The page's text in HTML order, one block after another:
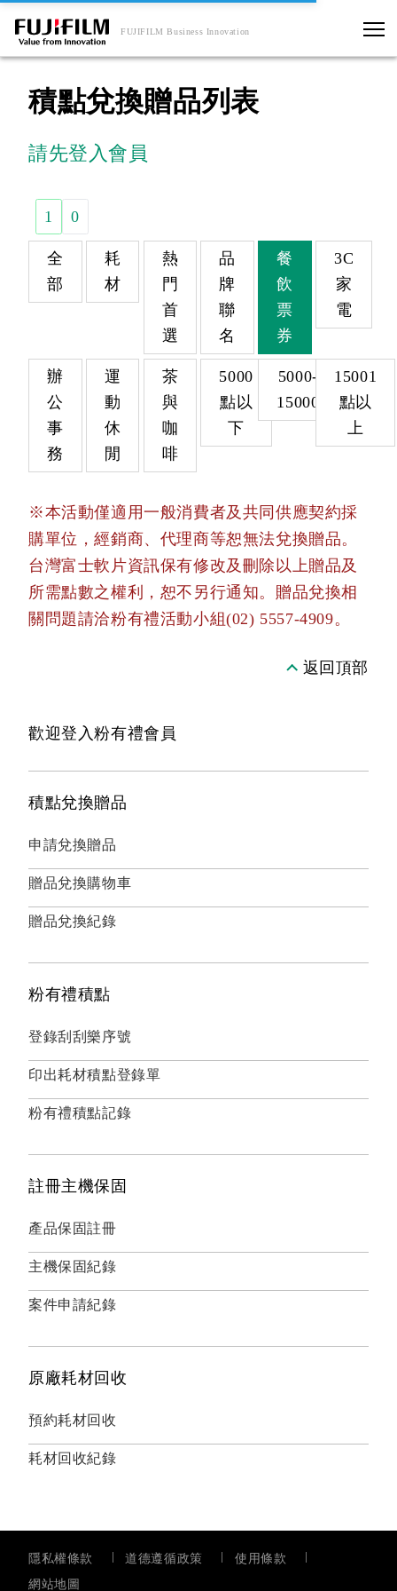
FUJIFILM Business Innovation
積點兌換贈品列表
請先登入會員
1 0
全
部
耗
材
熱
門
首
選
品
牌
聯
名
餐
飲
票
券
3C
家
電
辦
公
事
務
運
動
休
閒
茶
與
咖
啡
5000
點以
下
5000-
15000
15001
點以
上
※本活動僅適用一般消費者及共同供應契約採
購單位，經銷商、代理商等恕無法兌換贈品。
台灣富士軟片資訊保有修改及刪除以上贈品及
所需點數之權利，恕不另行通知。贈品兌換相
關問題請洽粉有禮活動小組(02) 5557-4909。
返回頂部
歡迎登入粉有禮會員
積點兌換贈品
申請兌換贈品
贈品兌換購物車
贈品兌換紀錄
粉有禮積點
登錄刮刮樂序號
印出耗材積點登錄單
粉有禮積點記錄
註冊主機保固
產品保固註冊
主機保固紀錄
案件申請紀錄
原廠耗材回收
預約耗材回收
耗材回收紀錄
隱私權條款 道德遵循政策
使用條款
網站地圖